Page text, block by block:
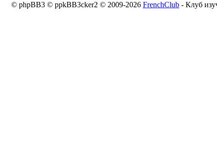
© phpBB3 © ppkBB3cker2 © 2009-2026 FrenchClub - Клуб